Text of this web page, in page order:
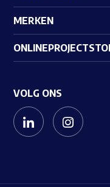
MERKEN
VOLG ONS